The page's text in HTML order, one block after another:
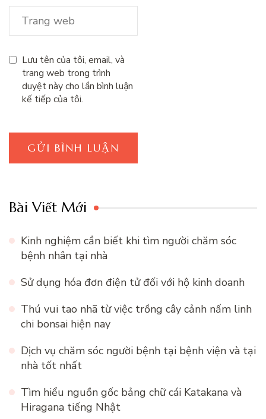
Lưu tên của tôi, email, và
trang web trong trình
duyệt này cho lần bình luận
kế tiếp của tôi.
Bài Viết Mới
Kinh nghiệm cần biết khi tìm người chăm sóc
bệnh nhân tại nhà
Sử dụng hóa đơn điện tử đối với hộ kinh doanh
Thú vui tao nhã từ việc trồng cây cảnh nấm linh
chi bonsai hiện nay
Dịch vụ chăm sóc người bệnh tại bệnh viện và tại
nhà tốt nhất
Tìm hiểu nguồn gốc bảng chữ cái Katakana và
Hiragana tiếng Nhật